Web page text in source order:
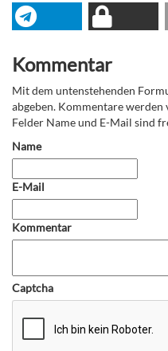
Kommentar
Mit dem untenstehenden
abgeben. Kommentare
Felder Name und E-Mail sind
Name
E-Mail
Kommentar
Captcha